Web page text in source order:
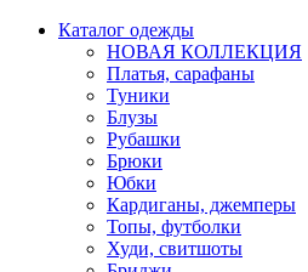
Каталог одежды
НОВАЯ КОЛЛЕКЦИЯ
Платья, сарафаны
Туники
Блузы
Рубашки
Брюки
Юбки
Кардиганы, джемперы
Топы, футболки
Худи, свитшоты